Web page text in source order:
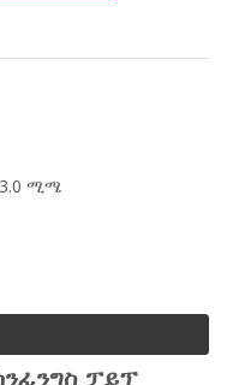
3.0 ሚሜ
ፓይፕ